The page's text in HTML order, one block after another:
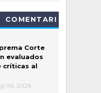
COMENTARI
Corte
evaluados
críticas al
06, 2026